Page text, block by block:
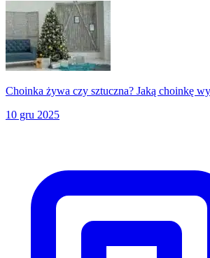
Choinka żywa czy sztuczna? Jaką choinkę
10 gru 2025